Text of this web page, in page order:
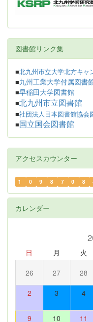
図書館リンク集
■北九州市立大学北方キャ
■九州工業大学付属図書
■早稲田大学図書館
■北九州市立図書館
■社団法人日本図書館協会
■ 国立国会図書館
アクセスカウンター
1 0 9 8 7 0 8
カレンダー
日 月 火
26 27 28
2 3 4
9 10 11